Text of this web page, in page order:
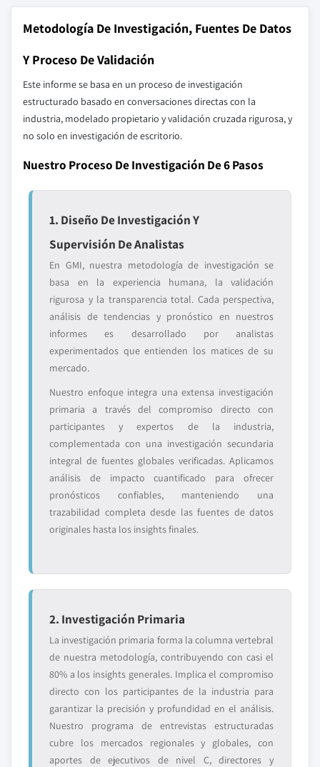
Metodología De Investigación, Fuentes De Datos
Y Proceso De Validación
Este informe se basa en un proceso de investigación
estructurado basado en conversaciones directas con la
industria, modelado propietario y validación cruzada rigurosa, y
no solo en investigación de escritorio.
Nuestro Proceso De Investigación De 6 Pasos
1. Diseño De Investigación Y
Supervisión De Analistas
En GMI, nuestra metodología de investigación se
basa en la experiencia humana, la validación
rigurosa y la transparencia total. Cada perspectiva,
análisis de tendencias y pronóstico en nuestros
informes es desarrollado por analistas
experimentados que entienden los matices de su
mercado.
Nuestro enfoque integra una extensa investigación
primaria a través del compromiso directo con
participantes y expertos de la industria,
complementada con una investigación secundaria
integral de fuentes globales verificadas. Aplicamos
análisis de impacto cuantificado para ofrecer
pronósticos confiables, manteniendo una
trazabilidad completa desde las fuentes de datos
originales hasta los insights finales.
2. Investigación Primaria
La investigación primaria forma la columna vertebral
de nuestra metodología, contribuyendo con casi el
80% a los insights generales. Implica el compromiso
directo con los participantes de la industria para
garantizar la precisión y profundidad en el análisis.
Nuestro programa de entrevistas estructuradas
cubre los mercados regionales y globales, con
aportes de ejecutivos de nivel C, directores y